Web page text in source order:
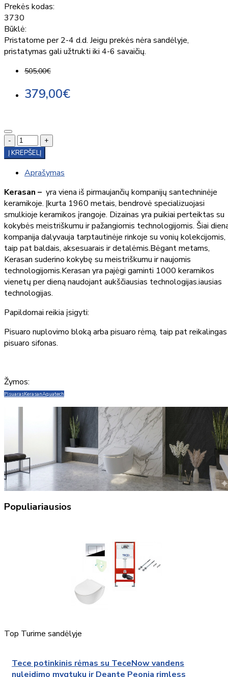
Prekės kodas:
3730
Būklė:
Pristatome per 2-4 d.d. Jeigu prekės nėra sandėlyje,
pristatymas gali užtrukti iki 4-6 savaičių.
505,00€
379,00€
-
+
Į KREPŠELĮ
Aprašymas
Kerasan – yra viena iš pirmaujančių kompanijų santechninėje
keramikoje. Įkurta 1960 metais, bendrovė specializuojasi
smulkioje keramikos įrangoje. Dizainas yra puikiai perteiktas su
kokybės meistriškumu ir pažangiomis technologijomis. Šiai
kompanija dalyvauja tarptautinėje rinkoje su vonių kolekcijomis,
taip pat baldais, aksesuarais ir detalėmis.Bėgant metams,
Kerasan suderino kokybę su meistriškumu ir naujomis
technologijomis.Kerasan yra pajėgi gaminti 1000 keramikos
vienetų per dieną naudojant aukščiausias technologijas.iausias
technologijas.
Papildomai reikia įsigyti:
Pisuaro nuplovimo bloką arba pisuaro rėmą, taip pat reikalingas
pisuaro sifonas.
Žymos:
PisuarasKerasanAquatech
Populiariausios
Top Turime sandėlyje
Tece potinkinis rėmas su TeceNow vandens
nuleidimo mygtuku ir Deante Peonia rimless